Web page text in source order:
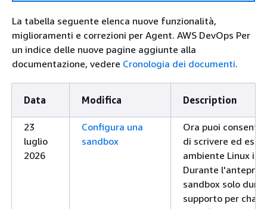
La tabella seguente elenca nuove funzionalità,
miglioramenti e correzioni per Agent. AWS DevOps Per
un indice delle nuove pagine aggiunte alla
documentazione, vedere Cronologia dei documenti.
Data Modifica Description
23
luglio
2026
Configura una
sandbox
Ora puoi
di scrivere ed
ambiente Linux in
Durante
sandbox solo
supporto per